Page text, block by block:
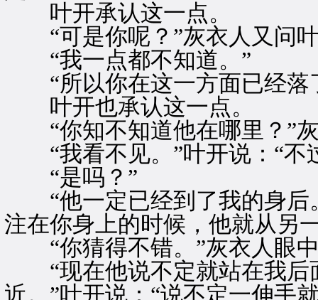
叶开承认这一点。
“可是你呢？”灰衣人又问叶
“我一点都不知道。”
“所以你在这一方面已经落
叶开也承认这一点。
“你知不知道他在哪里？”灰
“我看不见。”叶开说：“不
“是吗？”
“他一定已经到了我的身后
注在你身上的时候，他就从另
“你猜得不错。”灰衣人眼中
“现在他说不定就站在我后
近。”叶开说：“说不定一伸手